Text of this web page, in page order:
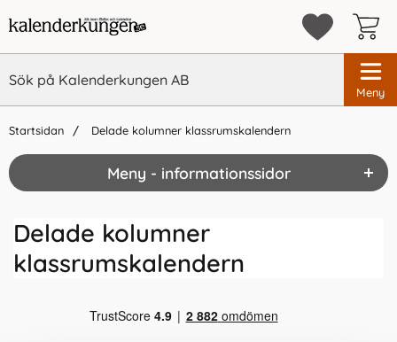
Meny
Startsidan Delade kolumner klassrumskalendern
Meny - informationssidor
Delade kolumner
klassrumskalendern